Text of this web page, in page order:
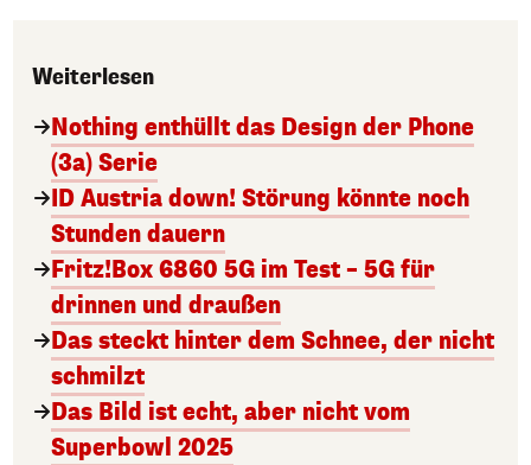
Weiterlesen
Nothing enthüllt das Design der Phone
(3a) Serie
ID Austria down! Störung könnte noch
Stunden dauern
Fritz!Box 6860 5G im Test – 5G für
drinnen und draußen
Das steckt hinter dem Schnee, der nicht
schmilzt
Das Bild ist echt, aber nicht vom
Superbowl 2025